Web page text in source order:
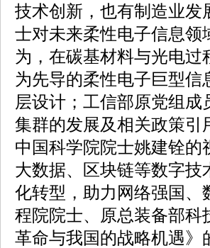
技术创新，也有制造业发
士对未来柔性电子信息领
为，在碳基材料与光电
为先导的柔性电子巨型信
层设计；工信部原党组
集群的发展及相关政策引
中国科学院院士姚建铨
大数据、区块链等数字
化转型，助力网络强国、
程院院士、原总装备部科
革命与我国的战略机遇》